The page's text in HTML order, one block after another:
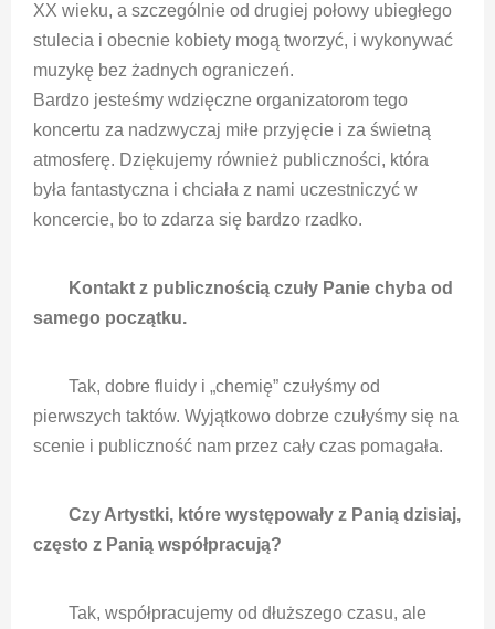
XX wieku, a szczególnie od drugiej połowy ubiegłego
stulecia i obecnie kobiety mogą tworzyć, i wykonywać
muzykę bez żadnych ograniczeń.
Bardzo jesteśmy wdzięczne organizatorom tego
koncertu za nadzwyczaj miłe przyjęcie i za świetną
atmosferę. Dziękujemy również publiczności, która
była fantastyczna i chciała z nami uczestniczyć w
koncercie, bo to zdarza się bardzo rzadko.
Kontakt z publicznością czuły Panie chyba od
samego początku.
Tak, dobre fluidy i „chemię” czułyśmy od
pierwszych taktów. Wyjątkowo dobrze czułyśmy się na
scenie i publiczność nam przez cały czas pomagała.
Czy Artystki, które występowały z Panią dzisiaj,
często z Panią współpracują?
Tak, współpracujemy od dłuższego czasu, ale